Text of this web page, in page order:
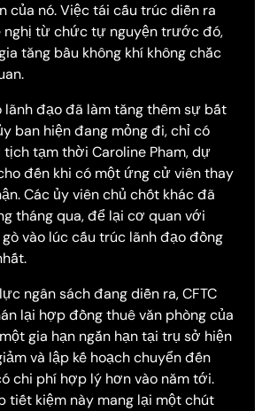
của nó. Việc tái cấu trúc diễn ra
nghị từ chức tự nguyện trước đó,
tăng bầu không khí không chắc
lãnh đạo đã làm tăng thêm sự bất
ban hiện đang mỏng đi, chỉ có
tịch tạm thời Caroline Pham, dự
đến khi có một ứng cử viên thay
Các ủy viên chủ chốt khác đã
tháng qua, để lại cơ quan với
vào lúc cấu trúc lãnh đạo đồng
ngân sách đang diễn ra, CFTC
lại hợp đồng thuê văn phòng của
gia hạn ngắn hạn tại trụ sở hiện
và lập kế hoạch chuyển đến
chi phí hợp lý hơn vào năm tới.
tiết kiệm này mang lại một chút